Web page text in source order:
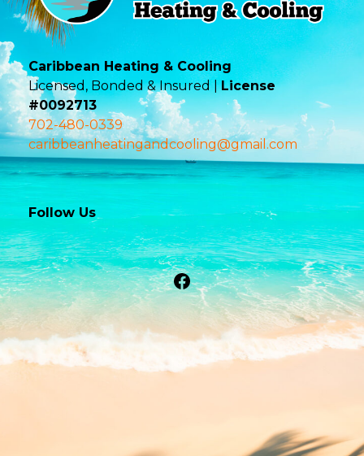
Caribbean Heating & Cooling
Licensed, Bonded & Insured |License
#0092713
702-480-0339
caribbeanheatingandcooling@gmail.com
Follow Us
Facebook